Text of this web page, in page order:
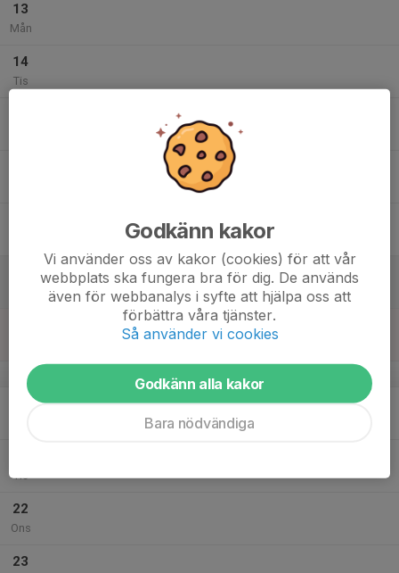
13
Mån
14
Tis
Tis
22
Ons
23
Godkänn kakor
Vi använder oss av kakor (cookies) för att vår
webbplats ska fungera bra för dig. De används
även för webbanalys i syfte att hjälpa oss att
förbättra våra tjänster.
Så använder vi cookies
Godkänn alla kakor
Bara nödvändiga